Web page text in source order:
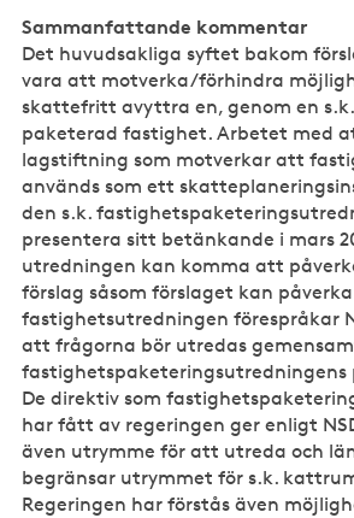
Sammanfattande kommentar
Det huvudsakliga syftet bakom
vara att motverka/förhindra
skattefritt avyttra en, genom en
paketerad fastighet. Arbetet med
lagstiftning som motverkar att
används som ett
den s.k.
presentera sitt betänkande i mars
utredningen kan komma att
förslag såsom förslaget kan påverka
fastighetsutredningen förespråkar
att frågorna bör utredas
fastighetspaketeringsutredningens
De direktiv som
har fått av regeringen ger enligt
även utrymme för att utreda och
begränsar utrymmet för s.k.
Regeringen har förstås även